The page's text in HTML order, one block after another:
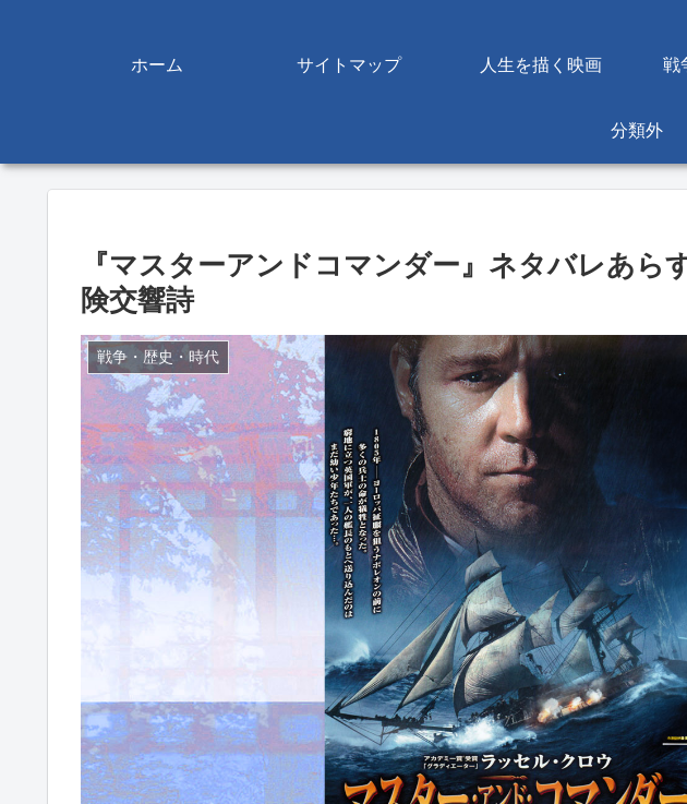
ホーム サイトマップ 人生を描く映画 戦
分類外
『マスターアンドコマンダー』ネタバレあら
険交響詩
戦争・歴史・時代